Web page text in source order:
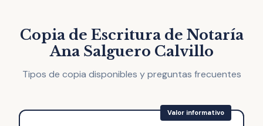
Copia de Escritura de Notaría
Ana Salguero Calvillo
Tipos de copia disponibles y preguntas frecuentes